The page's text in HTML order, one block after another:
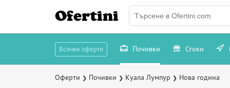
Ofertini
Всички оферти Почивки Стоки
Оферти ❯ Почивки ❯ Куала Лумпур ❯ Нова година